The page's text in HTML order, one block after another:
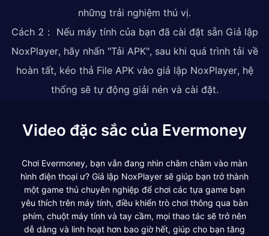
những trải nghiệm thú vị.
Cách 2： Nếu máy tính của bạn đã cài đặt sẵn Giả lập
NoxPlayer, hãy nhấn "Tải APK", sau khi quá trình tải về
hoàn tất, kéo thả File APK vào giả lập NoxPlayer, hệ
thống sẽ tự động giải nén và cài đặt.
Video đặc sắc của Evermoney
Chơi Evermoney, bạn vẫn đang nhìn chằm chằm vào màn
hình điện thoại ư? Giả lập NoxPlayer sẽ giúp bạn trở thành
một game thủ chuyên nghiệp để chơi các tựa game bạn
yêu thích trên máy tính, điều khiển trò chơi thông qua bàn
phím, chuột máy tính và tay cầm, mọi thao tác sẽ trở nên
dễ dàng và linh hoạt hơn bao giờ hết, giúp cho bạn tăng